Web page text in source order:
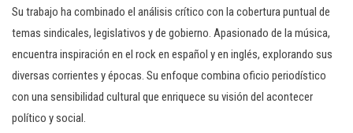
Su trabajo ha combinado el análisis crítico con la cobertura puntual de
temas sindicales, legislativos y de gobierno. Apasionado de la música,
encuentra inspiración en el rock en español y en inglés, explorando sus
diversas corrientes y épocas. Su enfoque combina oficio periodístico
con una sensibilidad cultural que enriquece su visión del acontecer
político y social.